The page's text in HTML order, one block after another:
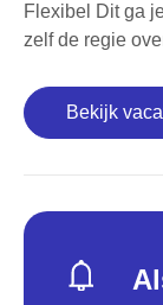
Flexibel Dit ga
zelf de regie
Bekijk